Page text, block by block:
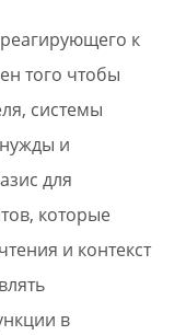
к
того чтобы
системы
и
для
которые
и контекст
в